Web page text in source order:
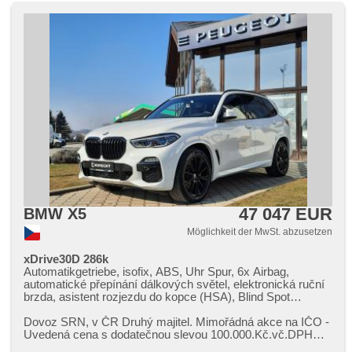
digitální příjem rádia (DAB), Außenthermometer, beheizte
Spiegel, Klimaablage, Trennnetz im Gepäckraum,
Dachscheibe, Innenthermometer, Televonvorbereitung,
Heckscheibenwischer, Getönte Scheiben, zatmavená zadní
skla, roletky na zadních oknech, Längssitzvorschub, El.
Anlasser, el. tažné zařízení, digitální přístrojová deska, wifi
hotspot, vyhřívaná zadní sedadla
BMW X5 47 047 EUR
Möglichkeit der MwSt. abzusetzen
xDrive30D 286k
Automatikgetriebe, isofix, ABS, Uhr Spur, 6x Airbag,
automatické přepínání dálkových světel, elektronická ruční
brzda, asistent rozjezdu do kopce (HSA), Blind Spot
Stabilitätsprogramm (ESP), Adaptive
Geschwindigkeitsregelung, 2-Zonen Klimaanlage,
Dovoz SRN,​ v ČR Druhý majitel. Mimořádná akce na IČO ​-
Uvedená cena s dodatečnou slevou 100.000.Kč.vč.DPH